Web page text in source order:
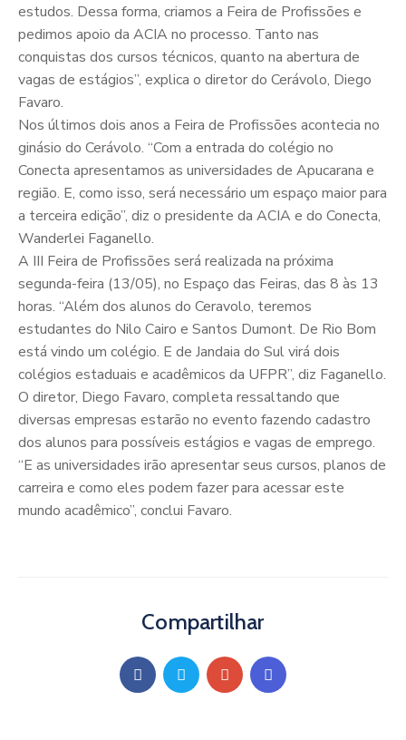
estudos. Dessa forma, criamos a Feira de Profissões e
pedimos apoio da ACIA no processo. Tanto nas
conquistas dos cursos técnicos, quanto na abertura de
vagas de estágios”, explica o diretor do Cerávolo, Diego
Favaro.
Nos últimos dois anos a Feira de Profissões acontecia no
ginásio do Cerávolo. “Com a entrada do colégio no
Conecta apresentamos as universidades de Apucarana e
região. E, como isso, será necessário um espaço maior para
a terceira edição”, diz o presidente da ACIA e do Conecta,
Wanderlei Faganello.
A III Feira de Profissões será realizada na próxima
segunda-feira (13/05), no Espaço das Feiras, das 8 às 13
horas. “Além dos alunos do Ceravolo, teremos
estudantes do Nilo Cairo e Santos Dumont. De Rio Bom
está vindo um colégio. E de Jandaia do Sul virá dois
colégios estaduais e acadêmicos da UFPR”, diz Faganello.
O diretor, Diego Favaro, completa ressaltando que
diversas empresas estarão no evento fazendo cadastro
dos alunos para possíveis estágios e vagas de emprego.
“E as universidades irão apresentar seus cursos, planos de
carreira e como eles podem fazer para acessar este
mundo acadêmico”, conclui Favaro.
Compartilhar